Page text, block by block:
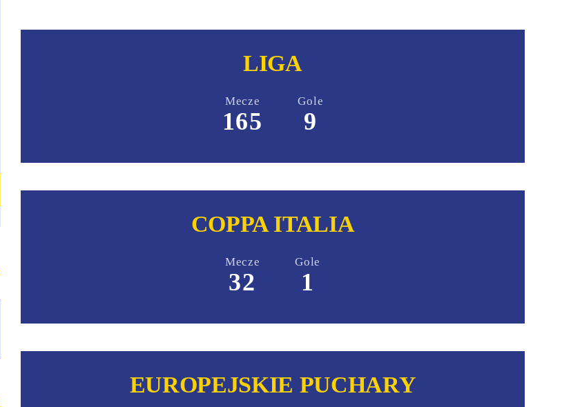
LIGA
Mecze
165
Gole
9
COPPA ITALIA
Mecze
32
Gole
1
EUROPEJSKIE PUCHARY